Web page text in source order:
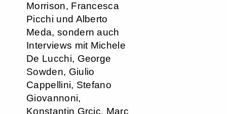
Morrison, Francesca
Picchi und Alberto
Meda, sondern auch
Interviews mit Michele
De Lucchi, George
Sowden, Giulio
Cappellini, Stefano
Giovannoni,
Konstantin Grcic, Marc